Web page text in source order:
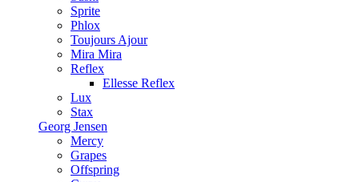
Sprite
Phlox
Toujours Ajour
Mira Mira
Reflex
Ellesse Reflex
Lux
Stax
Georg Jensen
Mercy
Grapes
Offspring